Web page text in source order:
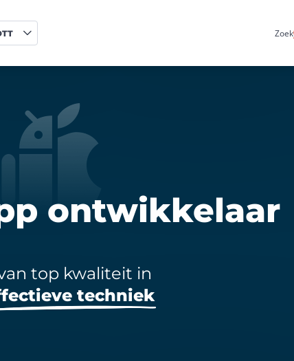
Zoek
ontwikkelaar
top kwaliteit in
techniek